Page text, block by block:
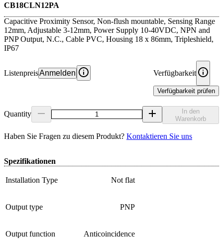
CB18CLN12PA
Capacitive Proximity Sensor, Non-flush mountable, Sensing Range
12mm, Adjustable 3-12mm, Power Supply 10-40VDC, NPN and
PNP Output, N.C., Cable PVC, Housing 18 x 86mm, Tripleshield,
IP67
ListenpreisAnmelden Verfügbarkeit
Verfügbarkeit prüfen
Quantity
In den
Warenkorb
Haben Sie Fragen zu diesem Produkt? Kontaktieren Sie uns
Spezifikationen
Installation Type Not flat
Output type PNP
Output function Anticoincidence